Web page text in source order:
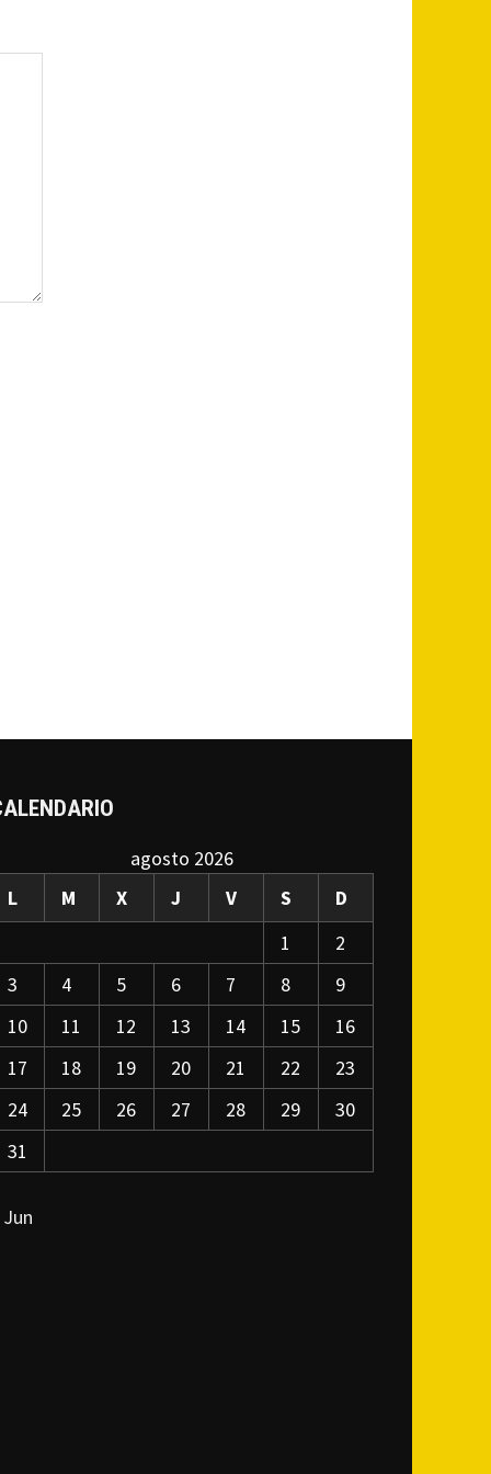
agosto 2026
L
M X J V S
D
1
2
3
4 5 6 7 8
9
10
11 12 13 14 15
16
17
18 19 20 21 22
23
24
25 26 27 28 29
30
31
Jun